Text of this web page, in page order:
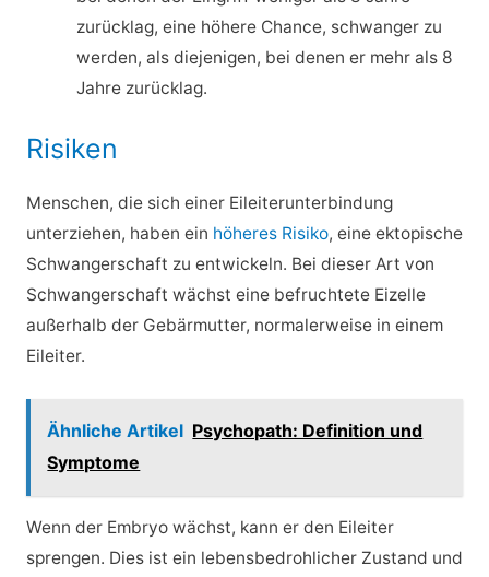
zurücklag, eine höhere Chance, schwanger zu
werden, als diejenigen, bei denen er mehr als 8
Jahre zurücklag.
Risiken
Menschen, die sich einer Eileiterunterbindung
unterziehen, haben ein höheres Risiko, eine ektopische
Schwangerschaft zu entwickeln. Bei dieser Art von
Schwangerschaft wächst eine befruchtete Eizelle
außerhalb der Gebärmutter, normalerweise in einem
Eileiter.
Ähnliche Artikel Psychopath: Definition und
Symptome
Wenn der Embryo wächst, kann er den Eileiter
sprengen. Dies ist ein lebensbedrohlicher Zustand und